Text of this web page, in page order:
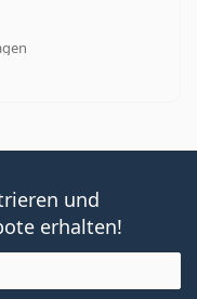
aus 5
und
erhalten!